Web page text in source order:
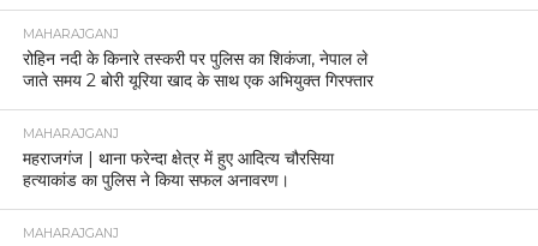
MAHARAJGANJ
रोहिन नदी के किनारे तस्करी पर पुलिस का शिकंजा, नेपाल ले
जाते समय 2 बोरी यूरिया खाद के साथ एक अभियुक्त गिरफ्तार
MAHARAJGANJ
महराजगंज | थाना फरेन्दा क्षेत्र में हुए आदित्य चौरसिया
हत्याकांड का पुलिस ने किया सफल अनावरण।
MAHARAJGANJ